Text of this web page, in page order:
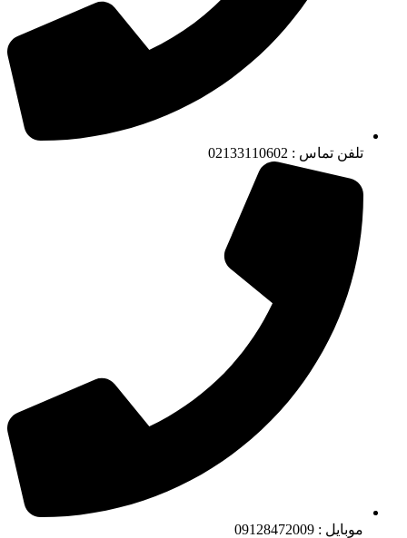
تلفن تماس : 02133110602
موبایل : 09128472009